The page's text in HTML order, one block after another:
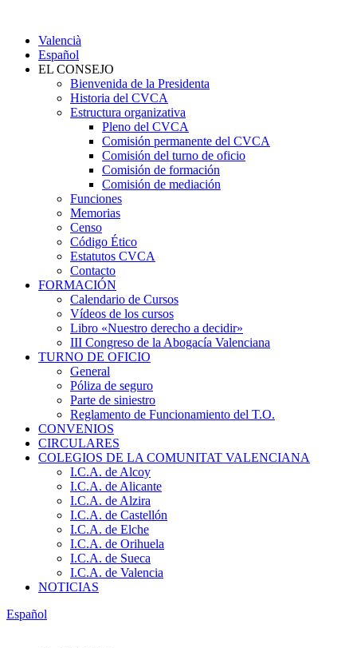
Valencià
Español
EL CONSEJO
Bienvenida de la Presidenta
Historia del CVCA
Estructura organizativa
Pleno del CVCA
Comisión permanente del CVCA
Comisión del turno de oficio
Comisión de formación
Comisión de mediación
Funciones
Memorias
Censo
Código Ético
Estatutos CVCA
Contacto
FORMACIÓN
Calendario de Cursos
Vídeos de los cursos
Libro «Nuestro derecho a decidir»
III Congreso de la Abogacía Valenciana
TURNO DE OFICIO
General
Póliza de seguro
Parte de siniestro
Reglamento de Funcionamiento del T.O.
CONVENIOS
CIRCULARES
COLEGIOS DE LA COMUNITAT VALENCIANA
I.C.A. de Alcoy
I.C.A. de Alicante
I.C.A. de Alzira
I.C.A. de Castellón
I.C.A. de Elche
I.C.A. de Orihuela
I.C.A. de Sueca
I.C.A. de Valencia
NOTICIAS
Español